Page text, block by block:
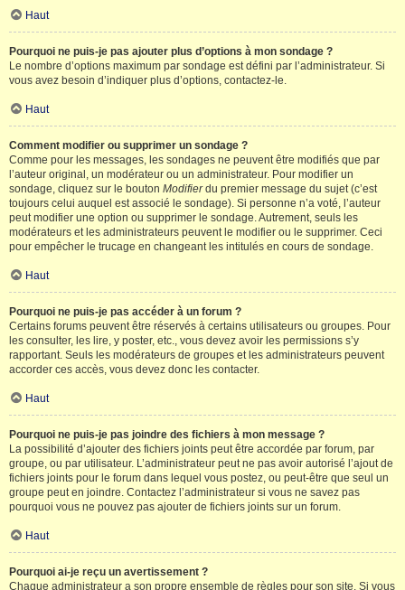
Haut
Pourquoi ne puis-je pas ajouter plus d’options à mon sondage ?
Le nombre d’options maximum par sondage est défini par l’administrateur. Si
vous avez besoin d’indiquer plus d’options, contactez-le.
Haut
Comment modifier ou supprimer un sondage ?
Comme pour les messages, les sondages ne peuvent être modifiés que par
l’auteur original, un modérateur ou un administrateur. Pour modifier un
sondage, cliquez sur le bouton Modifierdu premier message du sujet (c’est
toujours celui auquel est associé le sondage). Si personne n’a voté, l’auteur
peut modifier une option ou supprimer le sondage. Autrement, seuls les
modérateurs et les administrateurs peuvent le modifier ou le supprimer. Ceci
pour empêcher le trucage en changeant les intitulés en cours de sondage.
Haut
Pourquoi ne puis-je pas accéder à un forum ?
Certains forums peuvent être réservés à certains utilisateurs ou groupes. Pour
les consulter, les lire, y poster, etc., vous devez avoir les permissions s’y
rapportant. Seuls les modérateurs de groupes et les administrateurs peuvent
accorder ces accès, vous devez donc les contacter.
Haut
Pourquoi ne puis-je pas joindre des fichiers à mon message ?
La possibilité d’ajouter des fichiers joints peut être accordée par forum, par
groupe, ou par utilisateur. L’administrateur peut ne pas avoir autorisé l’ajout de
fichiers joints pour le forum dans lequel vous postez, ou peut-être que seul un
groupe peut en joindre. Contactez l’administrateur si vous ne savez pas
pourquoi vous ne pouvez pas ajouter de fichiers joints sur un forum.
Haut
Pourquoi ai-je reçu un avertissement ?
Chaque administrateur a son propre ensemble de règles pour son site. Si vous